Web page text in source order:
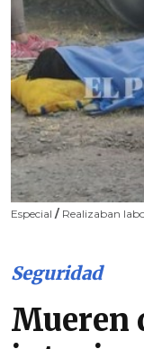
Especial / Realizaban
Seguridad
Mueren